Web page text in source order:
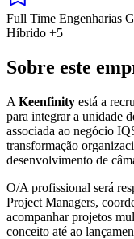
Full Time Engenharias
Híbrido +5
Sobre este
A Keenfinity está a
para integrar a unidade
associada ao negócio
transformação
desenvolvimento de
O/A profissional será
Project Managers,
acompanhar projetos
conceito até ao